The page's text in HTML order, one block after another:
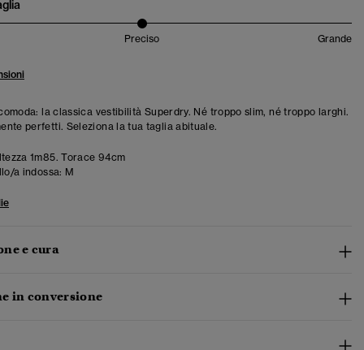
Preciso Grande
la classica vestibilità Superdry. Né troppo slim, né troppo larghi.
perfetti. Seleziona la tua taglia abituale.
1m85. Torace 94cm
a indossa: M
e cura
in conversione